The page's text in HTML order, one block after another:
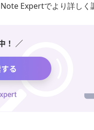
Expertでより詳しく